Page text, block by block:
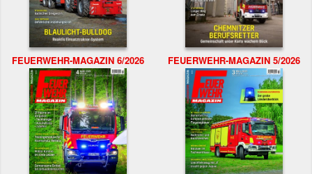
FEUERWEHR-MAGAZIN 6/2026 FEUERWEHR-MAGAZIN 5/2026